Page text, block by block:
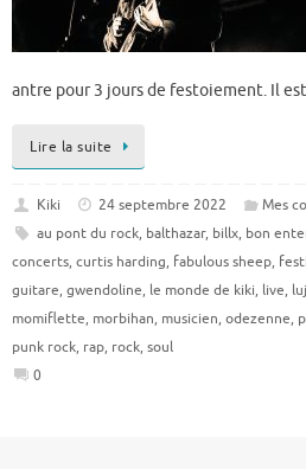
antre pour 3 jours de festoiement. Il
Lire la suite
Kiki 24 septembre 2022
Mes
au pont du rock, balthazar, billx, bon
concerts, curtis harding, fabulous sheep,
guitare, gwendoline, le monde de kiki, live,
momiflette, morbihan, musicien, odezenne,
punk rock, rap, rock, soul
0